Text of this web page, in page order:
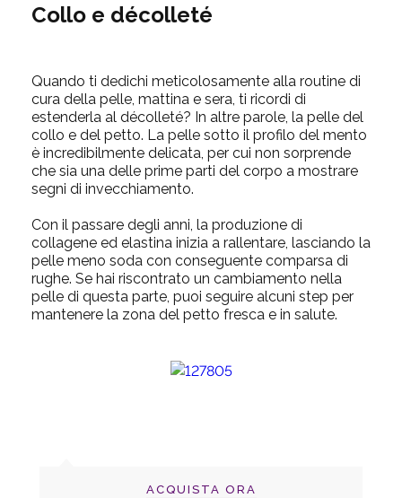
Collo e décolleté
Quando ti dedichi meticolosamente alla routine di
cura della pelle, mattina e sera, ti ricordi di
estenderla al décolleté? In altre parole, la pelle del
collo e del petto. La pelle sotto il profilo del mento
è incredibilmente delicata, per cui non sorprende
che sia una delle prime parti del corpo a mostrare
segni di invecchiamento.
Con il passare degli anni, la produzione di
collagene ed elastina inizia a rallentare, lasciando la
pelle meno soda con conseguente comparsa di
rughe. Se hai riscontrato un cambiamento nella
pelle di questa parte, puoi seguire alcuni step per
mantenere la zona del petto fresca e in salute.
ACQUISTA ORA